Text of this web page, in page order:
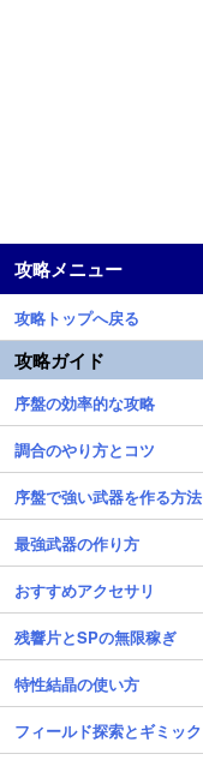
攻略メニュー
攻略トップへ戻る
攻略ガイド
序盤の効率的な攻略
調合のやり方とコツ
序盤で強い武器を作る方法
最強武器の作り方
おすすめアクセサリ
残響片とSPの無限稼ぎ
特性結晶の使い方
フィールド探索とギミック